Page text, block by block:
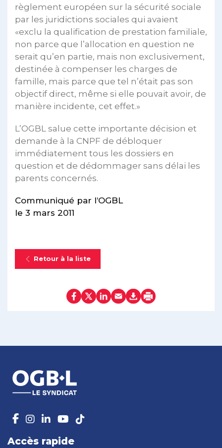
règlement européen sur la sécurité sociale
par les juridictions sociales qui avaient
«exclu la qualification de prestation familiale,
non parce que l’allocation en question ne
serait qu’en partie, mais non exclusivement,
destinée à compenser les charges de
famille, mais parce que tel n’était pas son
objectif direct, même si elle pouvait avoir, de
manière incidente, cet effet.»
L’OGBL salue cette importante décision et
demande à la CNPF de débloquer
immédiatement tous les dossiers en
question et de dédommager sans délai les
parents concernés.
Communiqué par l’OGBL
le 3 mars 2011
Retour à la liste
Accès rapide